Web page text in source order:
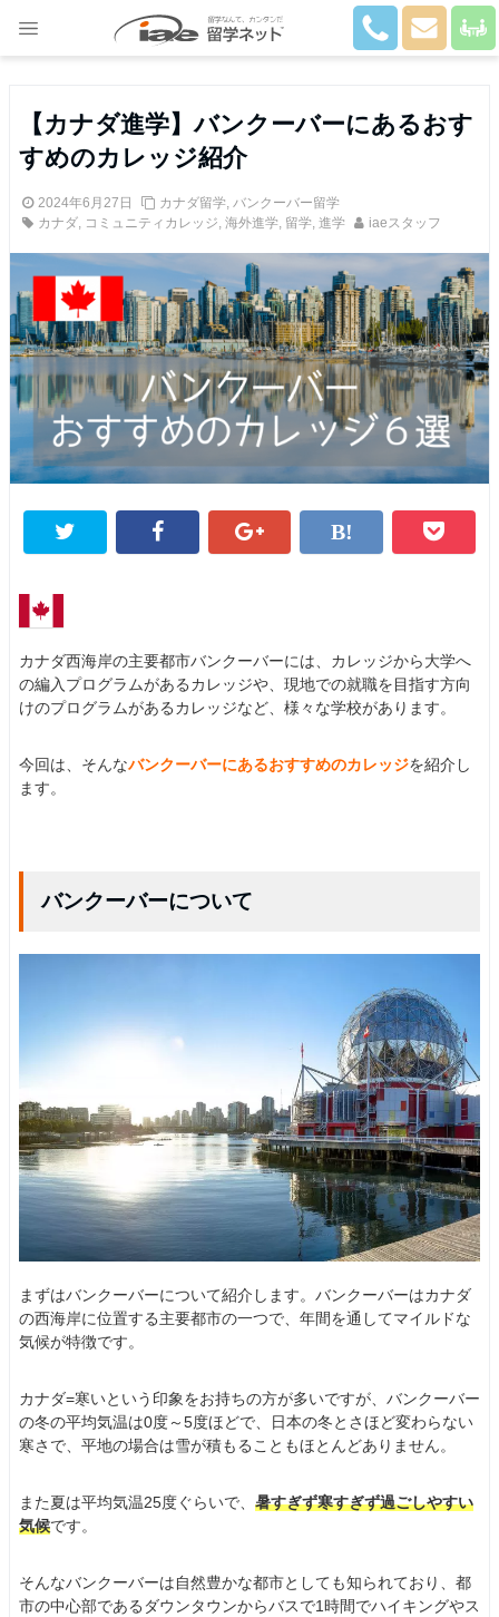
【カナダ進学】バンクーバーにあるおす
すめのカレッジ紹介
2024年6月27日 カナダ留学, バンクーバー留学
カナダ, コミュニティカレッジ, 海外進学, 留学, 進学 iaeスタッフ
カナダ西海岸の主要都市バンクーバーには、カレッジから大学へ
の編入プログラムがあるカレッジや、現地での就職を目指す方向
けのプログラムがあるカレッジなど、様々な学校があります。
今回は、そんなバンクーバーにあるおすすめのカレッジを紹介し
ます。
バンクーバーについて
まずはバンクーバーについて紹介します。バンクーバーはカナダ
の西海岸に位置する主要都市の一つで、年間を通してマイルドな
気候が特徴です。
カナダ=寒いという印象をお持ちの方が多いですが、バンクーバー
の冬の平均気温は0度～5度ほどで、日本の冬とさほど変わらない
寒さで、平地の場合は雪が積もることもほとんどありません。
また夏は平均気温25度ぐらいで、 暑すぎず寒すぎず過ごしやすい
気候です。
そんなバンクーバーは自然豊かな都市としても知られており、都
市の中心部であるダウンタウンからバスで1時間でハイキングやス